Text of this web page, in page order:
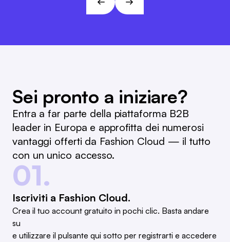
Sei pronto a iniziare?
Entra a far parte della piattaforma B2B
leader in Europa e approfitta dei numerosi
vantaggi offerti da Fashion Cloud — il tutto
con un unico accesso.
01.
Iscriviti a Fashion Cloud.
Crea il tuo account gratuito in pochi clic. Basta andare
su
e utilizzare il pulsante qui sotto per registrarti e accedere